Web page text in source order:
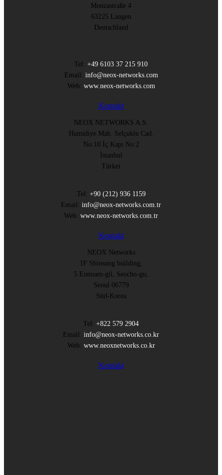
Monzastraße 4
63225 Langen
Deutschland
Tel: +49 6103 37 215 910
Email: info@neox-networks.com
Web: www.neox-networks.com
Kontakt
NEOX NETWORKS A.S.
Hamidiye Mah. Selçuklu Cad.
No:10 İç Kapı No:2
İstanbul
Türkei
Tel: +90 (212) 936 1159
Email: info@neox-networks.com.tr
Web: www.neox-networks.com.tr
Kontakt
NEOX Networks
1F Shinsung building,
5 Eonnam-gil, Seocho-gu,
Seoul 06779
Süd-Korea
Tel: +822 579 2904
Email: info@neox-networks.co.kr
Web: www.neoxnetworks.co.kr
Kontakt